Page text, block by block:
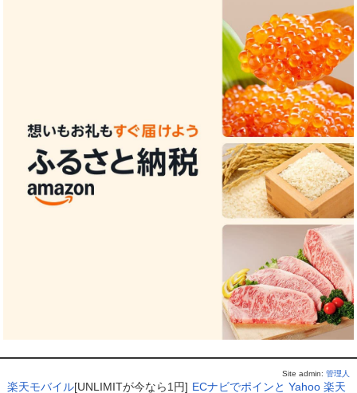
Site admin:管理人
楽天モバイル[UNLIMITが今なら1円] ECナビでポインと Yahoo 楽天